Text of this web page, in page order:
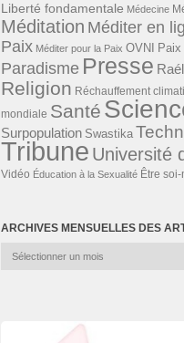
Liberté fondamentale Médecine
Méditation Méditer en
Paix Méditer pour la Paix OVNI Paix
Paradisme Presse
Religion Réchauffement
mondiale Santé
Surpopulation Swastika
Tribune Université
Vidéo Éducation à la Sexualité Être soi-
ARCHIVES MENSUELLES DES
Archives